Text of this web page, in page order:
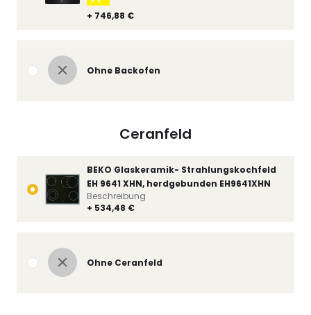
+ 746,88 €
Ohne Backofen
Ceranfeld
BEKO Glaskeramik- Strahlungskochfeld
EH 9641 XHN, herdgebunden EH9641XHN
+ 534,48 €
Beschreibung
Ohne Ceranfeld